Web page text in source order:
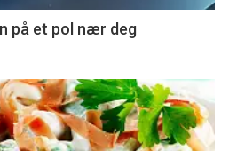
på et pol nær deg